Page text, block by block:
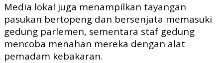
Media lokal juga menampilkan tayangan
pasukan bertopeng dan bersenjata memasuki
gedung parlemen, sementara staf gedung
mencoba menahan mereka dengan alat
pemadam kebakaran.